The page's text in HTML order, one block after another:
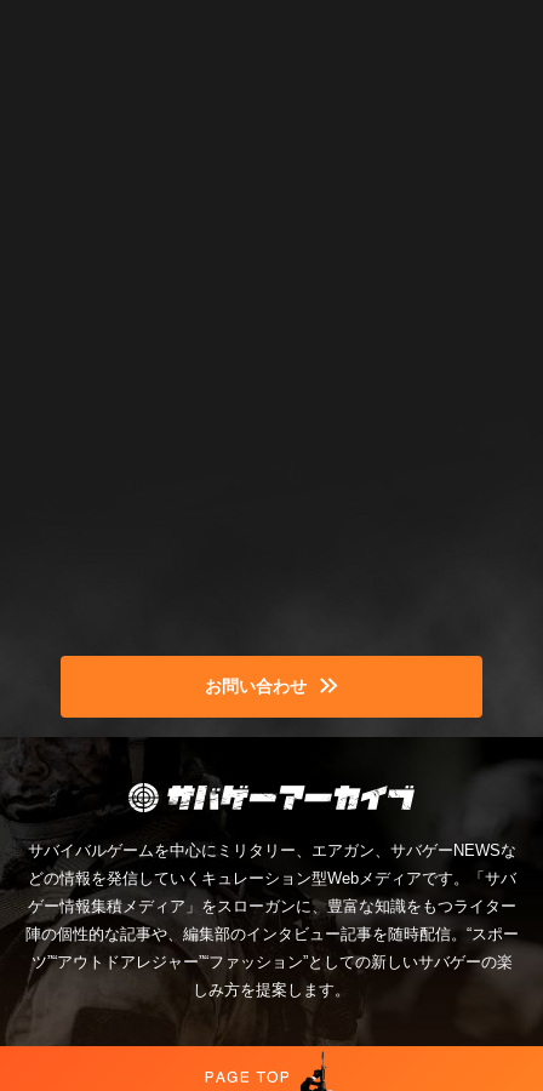
お問い合わせ
サバイバルゲームを中心にミリタリー、エアガン、サバゲーNEWSな
どの情報を発信していくキュレーション型Webメディアです。「サバ
ゲー情報集積メディア」をスローガンに、豊富な知識をもつライター
陣の個性的な記事や、編集部のインタビュー記事を随時配信。“スポー
ツ”“アウトドアレジャー”“ファッション”としての新しいサバゲーの楽
しみ方を提案します。